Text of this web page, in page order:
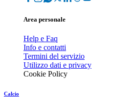
Area personale
Help e Faq
Info e contatti
Termini del servizio
Utilizzo dati e privacy
Cookie Policy
Calcio